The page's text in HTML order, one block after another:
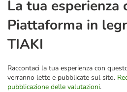
La tua esperienza
Piattaforma in
TIAKI
Raccontaci la tua esperienza con
verranno lette e pubblicate sul sito.
pubblicazione delle valutazioni.